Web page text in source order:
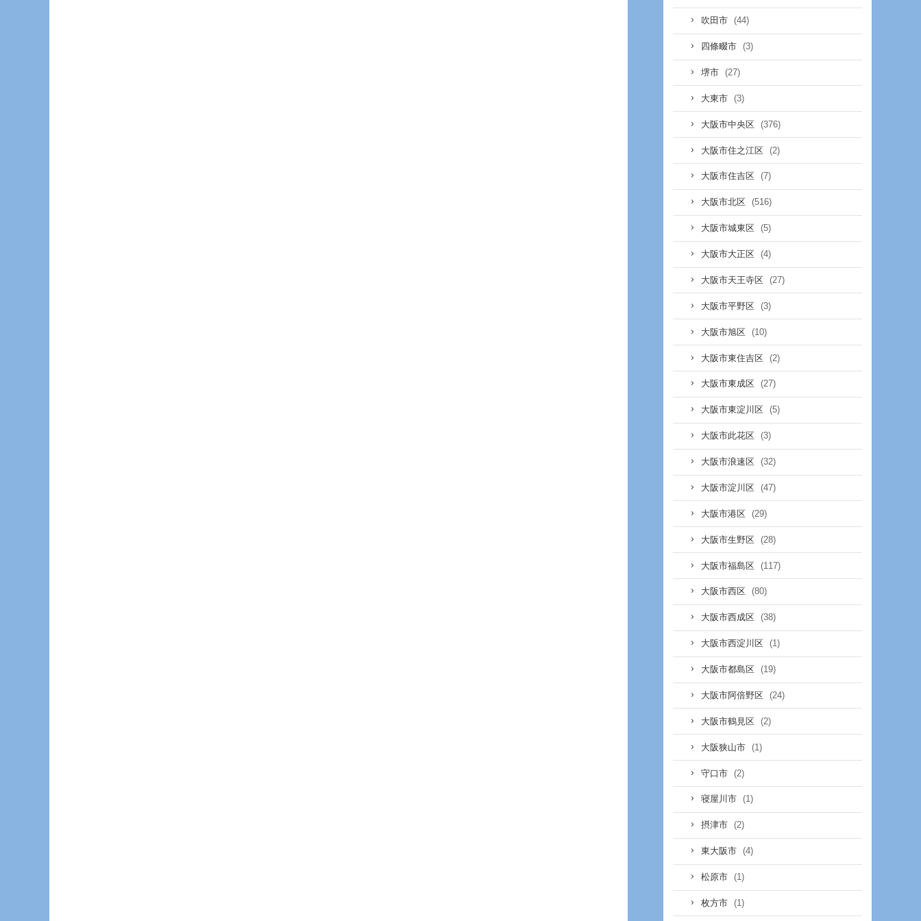
吹田市 (44)
四條畷市 (3)
堺市 (27)
大東市 (3)
大阪市中央区 (376)
大阪市住之江区 (2)
大阪市住吉区 (7)
大阪市北区 (516)
大阪市城東区 (5)
大阪市大正区 (4)
大阪市天王寺区 (27)
大阪市平野区 (3)
大阪市旭区 (10)
大阪市東住吉区 (2)
大阪市東成区 (27)
大阪市東淀川区 (5)
大阪市此花区 (3)
大阪市浪速区 (32)
大阪市淀川区 (47)
大阪市港区 (29)
大阪市生野区 (28)
大阪市福島区 (117)
大阪市西区 (80)
大阪市西成区 (38)
大阪市西淀川区 (1)
大阪市都島区 (19)
大阪市阿倍野区 (24)
大阪市鶴見区 (2)
大阪狭山市 (1)
守口市 (2)
寝屋川市 (1)
摂津市 (2)
東大阪市 (4)
松原市 (1)
枚方市 (1)